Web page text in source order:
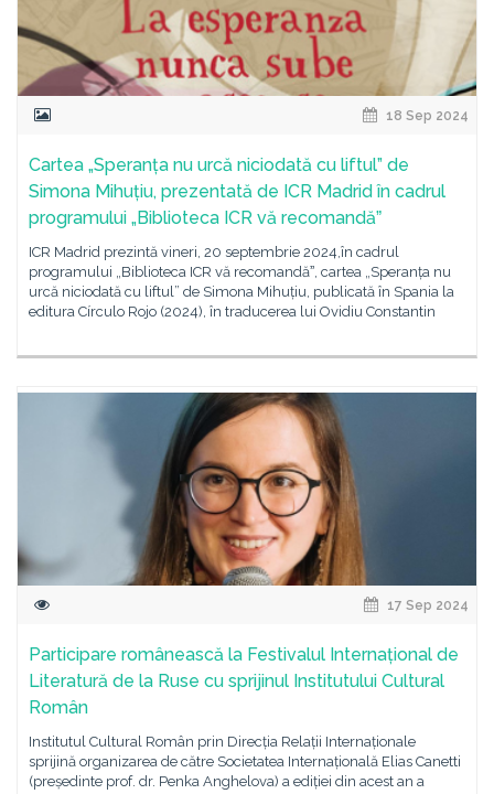
18 Sep 2024
Cartea „Speranța nu urcă niciodată cu liftul” de
Simona Mihuțiu, prezentată de ICR Madrid în cadrul
programului „Biblioteca ICR vă recomandăˮ
ICR Madrid prezintă vineri, 20 septembrie 2024,în cadrul
programului „Biblioteca ICR vă recomandăˮ, cartea „Speranța nu
urcă niciodată cu liftul” de Simona Mihuțiu, publicată în Spania la
editura Círculo Rojo (2024), în traducerea lui Ovidiu Constantin
17 Sep 2024
Participare românească la Festivalul Internațional de
Literatură de la Ruse cu sprijinul Institutului Cultural
Român
Institutul Cultural Român prin Direcția Relații Internaționale
sprijină organizarea de către Societatea Internațională Elias Canetti
(președinte prof. dr. Penka Anghelova) a ediției din acest an a